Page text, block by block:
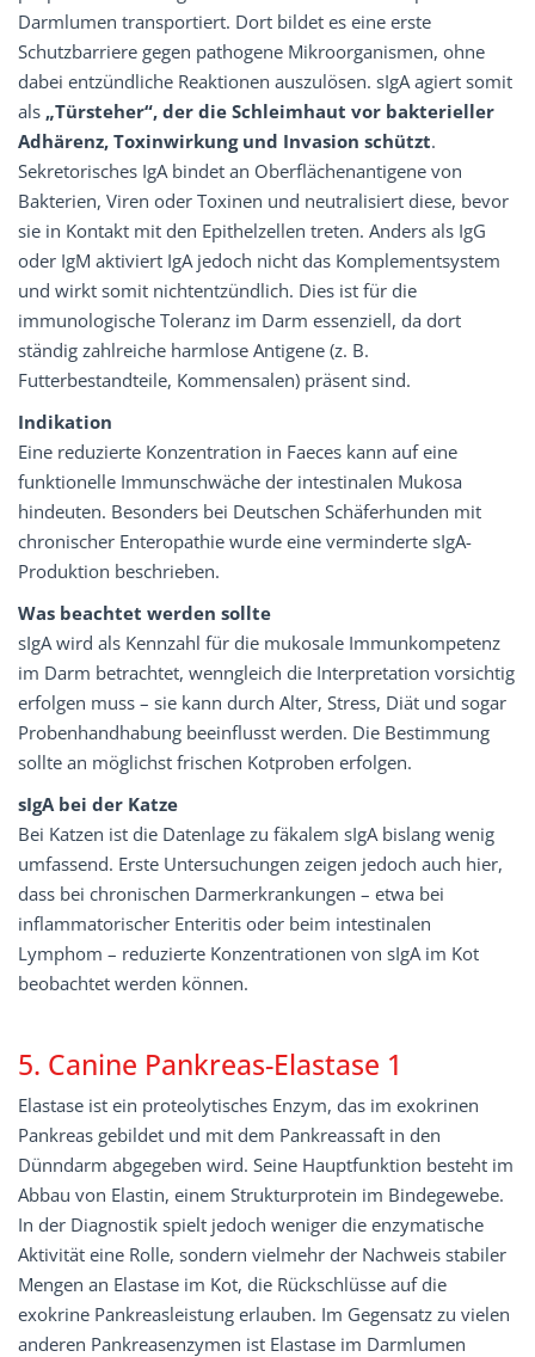
Darmlumen transportiert. Dort bildet es eine erste
Schutzbarriere gegen pathogene Mikroorganismen, ohne
dabei entzündliche Reaktionen auszulösen. sIgA agiert somit
als „Türsteher“, der die Schleimhaut vor bakterieller
Adhärenz, Toxinwirkung und Invasion schützt.
Sekretorisches IgA bindet an Oberflächenantigene von
Bakterien, Viren oder Toxinen und neutralisiert diese, bevor
sie in Kontakt mit den Epithelzellen treten. Anders als IgG
oder IgM aktiviert IgA jedoch nicht das Komplementsystem
und wirkt somit nichtentzündlich. Dies ist für die
immunologische Toleranz im Darm essenziell, da dort
ständig zahlreiche harmlose Antigene (z. B.
Futterbestandteile, Kommensalen) präsent sind.
Indikation
Eine reduzierte Konzentration in Faeces kann auf eine
funktionelle Immunschwäche der intestinalen Mukosa
hindeuten. Besonders bei Deutschen Schäferhunden mit
chronischer Enteropathie wurde eine verminderte sIgA-
Produktion beschrieben.
Was beachtet werden sollte
sIgA wird als Kennzahl für die mukosale Immunkompetenz
im Darm betrachtet, wenngleich die Interpretation vorsichtig
erfolgen muss – sie kann durch Alter, Stress, Diät und sogar
Probenhandhabung beeinflusst werden. Die Bestimmung
sollte an möglichst frischen Kotproben erfolgen.
sIgA bei der Katze
Bei Katzen ist die Datenlage zu fäkalem sIgA bislang wenig
umfassend. Erste Untersuchungen zeigen jedoch auch hier,
dass bei chronischen Darmerkrankungen – etwa bei
inflammatorischer Enteritis oder beim intestinalen
Lymphom – reduzierte Konzentrationen von sIgA im Kot
beobachtet werden können.
5. Canine Pankreas-Elastase 1
Elastase ist ein proteolytisches Enzym, das im exokrinen
Pankreas gebildet und mit dem Pankreassaft in den
Dünndarm abgegeben wird. Seine Hauptfunktion besteht im
Abbau von Elastin, einem Strukturprotein im Bindegewebe.
In der Diagnostik spielt jedoch weniger die enzymatische
Aktivität eine Rolle, sondern vielmehr der Nachweis stabiler
Mengen an Elastase im Kot, die Rückschlüsse auf die
exokrine Pankreasleistung erlauben. Im Gegensatz zu vielen
anderen Pankreasenzymen ist Elastase im Darmlumen